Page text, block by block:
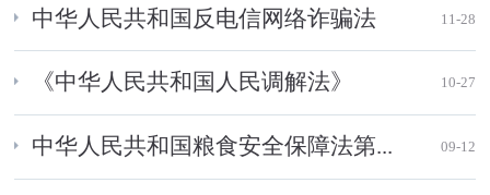
中华人民共和国反电信网络诈骗法 11-28
《中华人民共和国人民调解法》 10-27
中华人民共和国粮食安全保障法第... 09-12